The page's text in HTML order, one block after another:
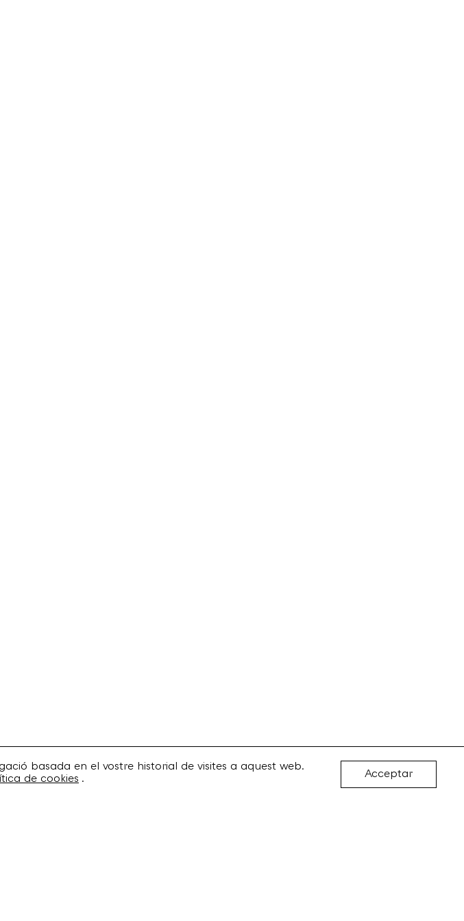
basada en el vostre historial de visites a aquest web.
de cookies . Acceptar